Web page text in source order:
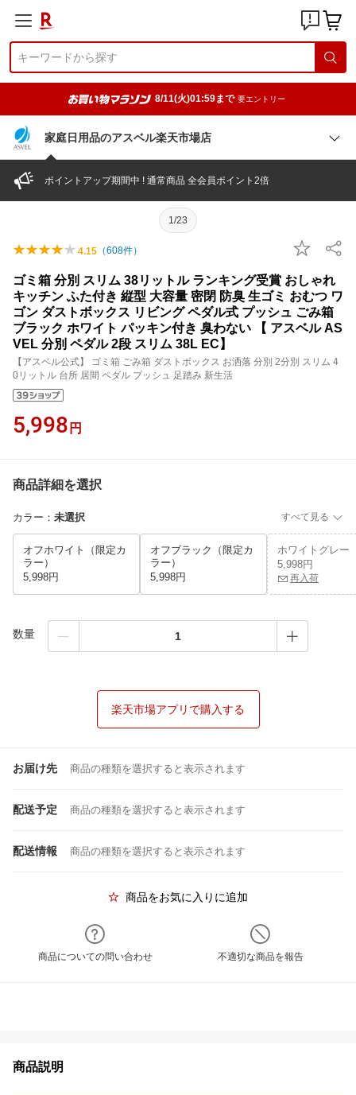
8/11(火)01:59まで 要エントリー
家庭日用品のアスベル楽天市場店
ポイントアップ期間中 ! 通常商品 全会員ポイント2倍
1/23
4.15 （608件）
ゴミ箱 分別 スリム 38リットル ランキング受賞 おしゃれ
キッチン ふた付き 縦型 大容量 密閉 防臭 生ゴミ おむつ ワ
ゴン ダストボックス リビング ペダル式 プッシュ ごみ箱
ブラック ホワイト パッキン付き 臭わない 【 アスベル AS
VEL 分別 ペダル 2段 スリム 38L EC】
【アスベル公式】 ゴミ箱 ごみ箱 ダストボックス お洒落 分別 2分別 スリム 4
0リットル 台所 居間 ペダル プッシュ 足踏み 新生活
5,998 円
商品詳細を選択
カラー ： 未選択 すべて見る
オフホワイト（限定カ
ラー）
5,998円
オフブラック（限定カ
ラー）
5,998円
ホワイトグレー
5,998円
再入荷
数量
楽天市場アプリで購入する
お届け先 商品の種類を選択すると表示されます
配送予定 商品の種類を選択すると表示されます
配送情報 商品の種類を選択すると表示されます
商品をお気に入りに追加
商品についての問い合わせ 不適切な商品を報告
商品説明